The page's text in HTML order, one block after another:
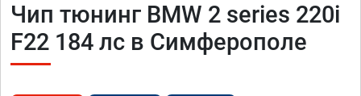
Чип тюнинг BMW 2 series 220i
F22 184 лс в Симферополе